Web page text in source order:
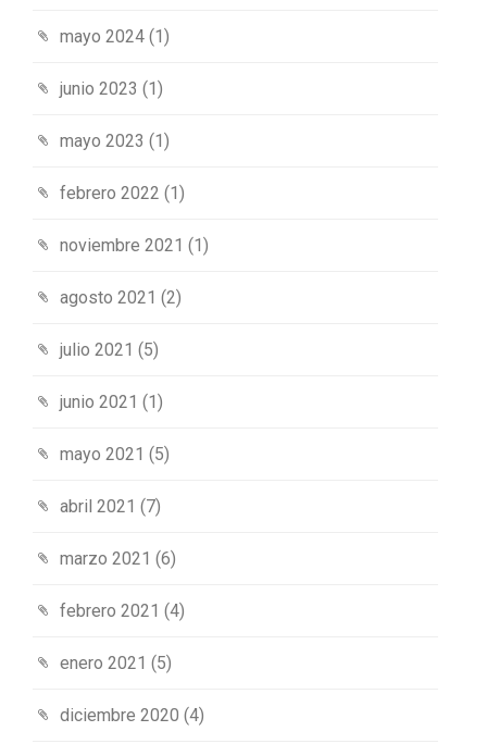
mayo 2024 (1)
junio 2023 (1)
mayo 2023 (1)
febrero 2022 (1)
noviembre 2021 (1)
agosto 2021 (2)
julio 2021 (5)
junio 2021 (1)
mayo 2021 (5)
abril 2021 (7)
marzo 2021 (6)
febrero 2021 (4)
enero 2021 (5)
diciembre 2020 (4)